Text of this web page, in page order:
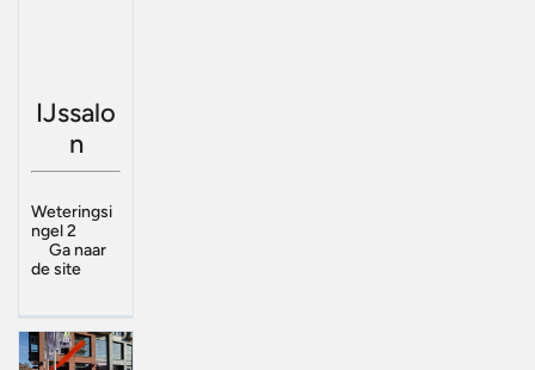
IJssalo
n
Weteringsi
ngel 2
Ga naar
de site